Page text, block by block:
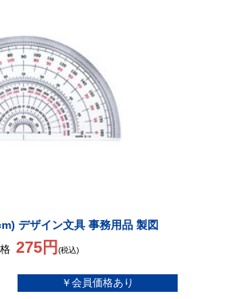
デザイン文具 事務用品 製図
275円 (税込)